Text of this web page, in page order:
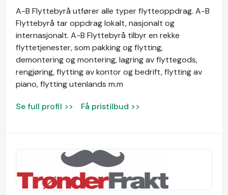
A-B Flyttebyrå utfører alle typer flytteoppdrag. A-B
Flyttebyrå tar oppdrag lokalt, nasjonalt og
internasjonalt. A-B Flyttebyrå tilbyr en rekke
flyttetjenester, som pakking og flytting,
demontering og montering, lagring av flyttegods,
rengjøring, flytting av kontor og bedrift, flytting av
piano, flytting utenlands m.m
Se full profil >> Få pristilbud >>